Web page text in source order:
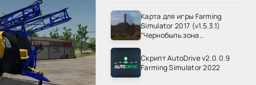
Карта для игры Farming
Simulator 2017 (v1.5.3.1)
"Чернобыль зона
Скрипт AutoDrive v2.0.0.9
Farming Simulator 2022